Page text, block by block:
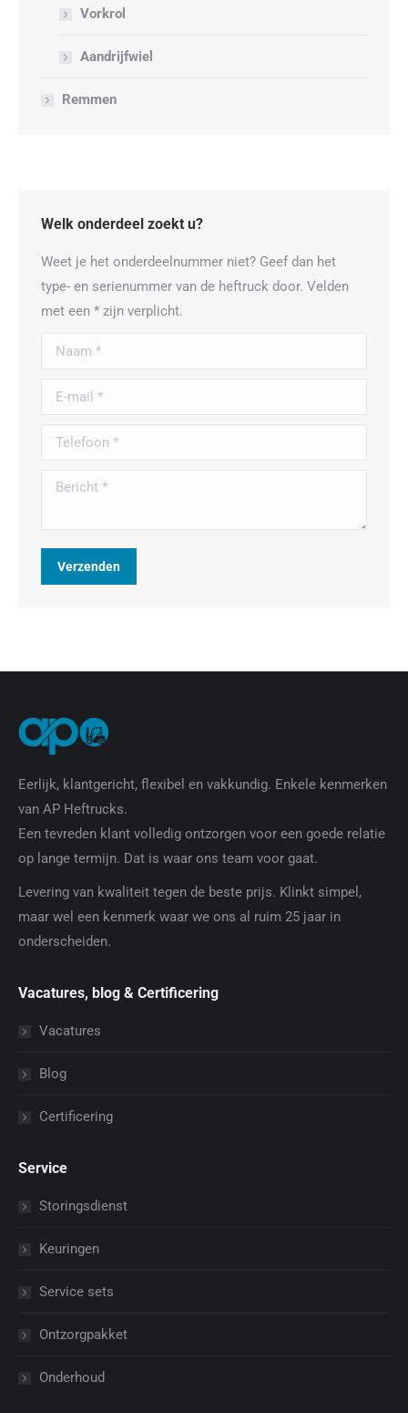
Vorkrol
Aandrijfwiel
Remmen
Welk onderdeel zoekt u?
Weet je het onderdeelnummer niet? Geef dan het
type- en serienummer van de heftruck door. Velden
met een * zijn verplicht.
Naam *
E-mail *
Telefoon *
Bericht *
Verzenden
Eerlijk, klantgericht, flexibel en vakkundig. Enkele kenmerken
van AP Heftrucks.
Een tevreden klant volledig ontzorgen voor een goede relatie
op lange termijn. Dat is waar ons team voor gaat.
Levering van kwaliteit tegen de beste prijs. Klinkt simpel,
maar wel een kenmerk waar we ons al ruim 25 jaar in
onderscheiden.
Vacatures, blog & Certificering
Vacatures
Blog
Certificering
Service
Storingsdienst
Keuringen
Service sets
Ontzorgpakket
Onderhoud